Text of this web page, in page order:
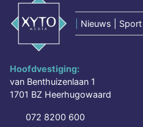
Nieuws |
Hoofdvestiging:
van Benthuizenlaan 1
1701 BZ Heerhugowaard
072 8200 600